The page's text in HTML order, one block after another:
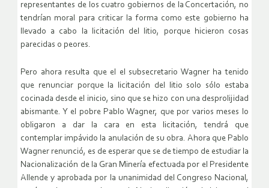
representantes de los cuatro gobiernos de la Concertación, no
tendrían moral para criticar la forma como este gobierno ha
llevado a cabo la licitación del litio, porque hicieron cosas
parecidas o peores.
Pero ahora resulta que el el subsecretario Wagner ha tenido
que renunciar porque la licitación del litio solo sólo estaba
cocinada desde el inicio, sino que se hizo con una desprolijidad
abismante. Y el pobre Pablo Wagner, que por varios meses lo
obligaron a dar la cara en esta licitación, tendrá que
contemplar impávido la anulación de su obra. Ahora que Pablo
Wagner renunció, es de esperar que se de tiempo de estudiar la
Nacionalización de la Gran Minería efectuada por el Presidente
Allende y aprobada por la unanimidad del Congreso Nacional,